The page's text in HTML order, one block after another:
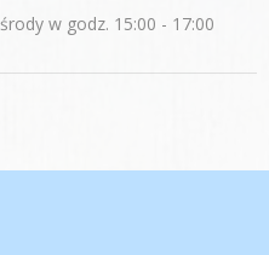
w godz. 15:00 - 17:00